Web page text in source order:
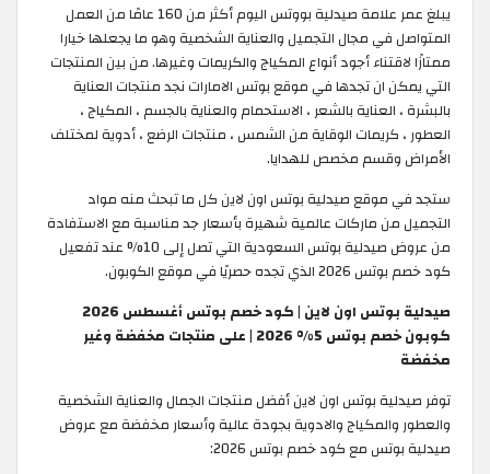
يبلغ عمر علامة صيدلية بووتس اليوم أكثر من 160 عامًا من العمل
المتواصل في مجال التجميل والعناية الشخصية وهو ما يجعلها خيارا
ممتازًا لاقتناء أجود أنواع المكياج والكريمات وغيرها. من بين المنتجات
التي يمكن ان تجدها في موقع بوتس الامارات نجد منتجات العناية
بالبشرة ، العناية بالشعر ، الاستحمام والعناية بالجسم ، المكياج ،
العطور ، كريمات الوقاية من الشمس ، منتجات الرضع ، أدوية لمختلف
الأمراض وقسم مخصص للهدايا.
ستجد في موقع صيدلية بوتس اون لاين كل ما تبحث منه مواد
التجميل من ماركات عالمية شهيرة بأسعار جد مناسبة مع الاستفادة
من عروض صيدلية بوتس السعودية التي تصل إلى 10% عند تفعيل
كود خصم بوتس 2026 الذي تجده حصريًا في موقع الكوبون.
صيدلية بوتس اون لاين | كود خصم بوتس أغسطس 2026
كوبون خصم بوتس 5% 2026 | على منتجات مخفضة وغير
مخفضة
توفر صيدلية بوتس اون لاين أفضل منتجات الجمال والعناية الشخصية
والعطور والمكياج والادوية بجودة عالية وأسعار مخفضة مع عروض
صيدلية بوتس مع كود خصم بوتس 2026: